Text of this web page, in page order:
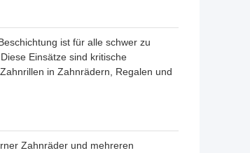
ist für alle schwer zu
Einsätze sind kritische
in Zahnrädern, Regalen und
Zahnräder und mehreren